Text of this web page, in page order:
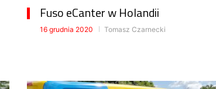
Fuso eCanter w Holandii
16 grudnia 2020 Tomasz Czarnecki